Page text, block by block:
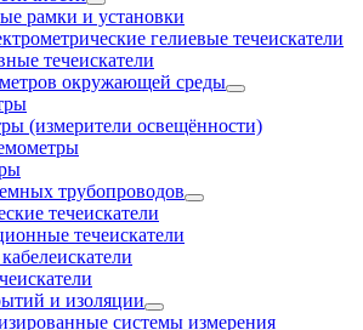
рамки и установки
гелиевые течеискатели
течеискатели
окружающей среды
(измерители освещённости)
трубопроводов
течеискатели
течеискатели
и изоляции
системы измерения